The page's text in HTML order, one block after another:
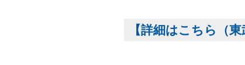
【詳細はこちら（